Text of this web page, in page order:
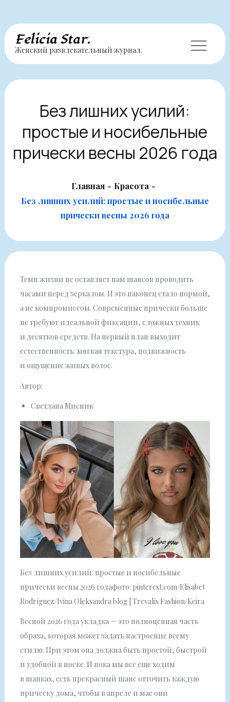
Перейти
содержимому
Felicia Star.
Женский развлекательный журнал.
Без лишних усилий:
простые и носибельные
прически весны 2026 года
Главная
Красота
Без лишних усилий: простые и носибельные
прически весны 2026 года
Темп жизни не оставляет нам шансов проводить
часами перед зеркалом. И это наконец стало нормой,
а не компромиссом. Современные прически больше
не требуют идеальной фиксации, сложных техник
и десятков средств. На первый план выходит
естественность: мягкая текстура, подвижность
и ощущение живых волос.
Автор:
Светлана Мисник
Без лишних усилий: простые и носибельные
прически весны 2026 годафото: pinterest.com/Elisabet
Rodríguez/Ivina Oleksandra blog | Trevalix Fashion/Keira
Весной 2026 года укладка — это полноценная часть
образа, которая может задать настроение всему
стилю. При этом она должна быть простой, быстрой
и удобной в носке. И пока мы все еще ходим
в шапках, есть прекрасный шанс отточить каждую
прическу дома, чтобы в апреле и мае они